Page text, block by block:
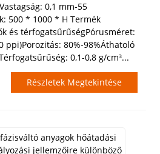
0,1 mm-55
500 * 1000 * H Termék
és térfogatsűrűségPórusméret:
ppi)Porozitás: 80%-98%Áthatoló
0,1-0,8 g/cm³...
Részletek Megtekintése